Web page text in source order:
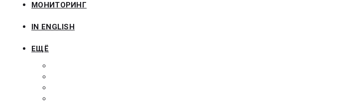
МОНИТОРИНГ
IN ENGLISH
ЕЩЁ